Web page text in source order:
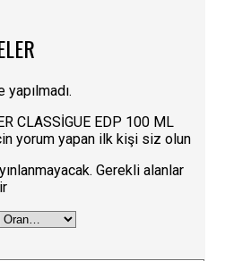
CLASSİGUE EDP 100 ML
yorum yapan ilk kişi siz olun
Gerekli alanlar